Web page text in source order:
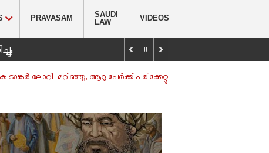
PRAVASAM
SAUDI
LAW
VIDEOS
വിദ്യാർഥിയെ കണ്ടെത്താൻ തിരച്ചിൽ
ലോറി മറിഞ്ഞു, ആറു പേര്‍ക്ക് പരിക്കേറ്റു